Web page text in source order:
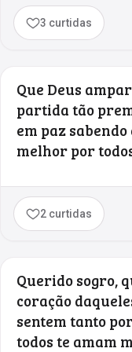
3 curtidas
Que Deus
partida tão
em paz
melhor por
2 curtidas
Querido sogro,
coração
sentem tanto
todos te amam